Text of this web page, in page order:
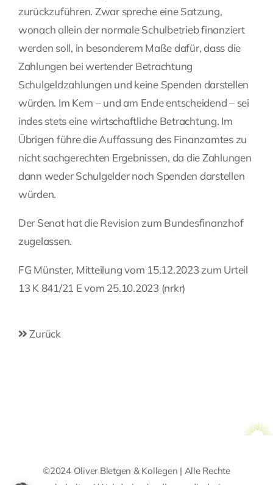
zurückzuführen. Zwar spreche eine Satzung,
wonach allein der normale Schulbetrieb finanziert
werden soll, in besonderem Maße dafür, dass die
Zahlungen bei wertender Betrachtung
Schulgeldzahlungen und keine Spenden darstellen
würden. Im Kern – und am Ende entscheidend – sei
indes stets eine wirtschaftliche Betrachtung. Im
Übrigen führe die Auffassung des Finanzamtes zu
nicht sachgerechten Ergebnissen, da die Zahlungen
dann weder Schulgelder noch Spenden darstellen
würden.
Der Senat hat die Revision zum Bundesfinanzhof
zugelassen.
FG Münster, Mitteilung vom 15.12.2023 zum Urteil
13 K 841/21 E vom 25.10.2023 (nrkr)
Zurück
©2024 Oliver Bletgen & Kollegen | Alle Rechte